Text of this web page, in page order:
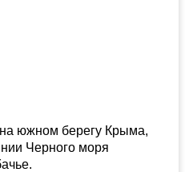
южном берегу Крыма,
Черного моря